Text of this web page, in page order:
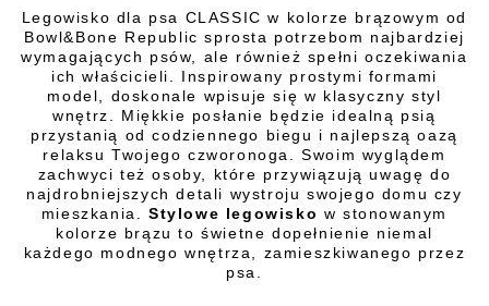
Legowisko dla psa CLASSIC w kolorze brązowym od
Bowl&Bone Republic sprosta potrzebom najbardziej
wymagających psów, ale również spełni oczekiwania
ich właścicieli. Inspirowany prostymi formami
model, doskonale wpisuje się w klasyczny styl
wnętrz. Miękkie posłanie będzie idealną psią
przystanią od codziennego biegu i najlepszą oazą
relaksu Twojego czworonoga. Swoim wyglądem
zachwyci też osoby, które przywiązują uwagę do
najdrobniejszych detali wystroju swojego domu czy
mieszkania.Stylowe legowisko w stonowanym
kolorze brązu to świetne dopełnienie niemal
każdego modnego wnętrza, zamieszkiwanego przez
psa.